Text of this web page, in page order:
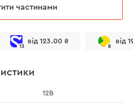
частинами
13
від 123.00 ₴
8
від
12В